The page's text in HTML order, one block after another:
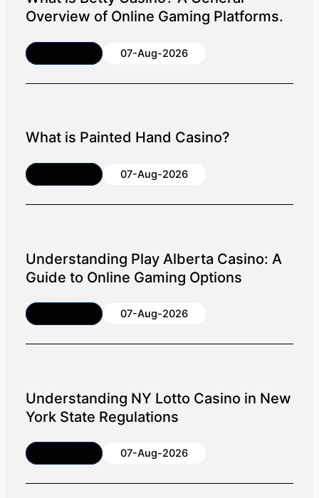
Overview of Online Gaming Platforms.
07-Aug-2026
What is Painted Hand Casino?
07-Aug-2026
Understanding Play Alberta Casino: A
Guide to Online Gaming Options
07-Aug-2026
Understanding NY Lotto Casino in New
York State Regulations
07-Aug-2026